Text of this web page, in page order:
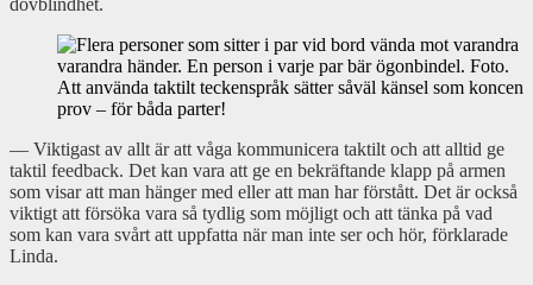
dövblindhet.
Att använda taktilt teckenspråk sätter såväl känsel som
prov – för båda parter!
— Viktigast av allt är att våga kommunicera taktilt och att alltid ge
taktil feedback. Det kan vara att ge en bekräftande klapp på armen
som visar att man hänger med eller att man har förstått. Det är också
viktigt att försöka vara så tydlig som möjligt och att tänka på vad
som kan vara svårt att uppfatta när man inte ser och hör, förklarade
Linda.